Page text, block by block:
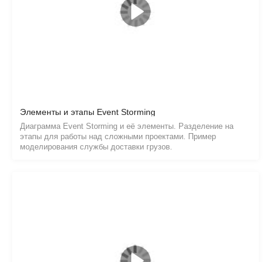
Элементы и этапы Event Storming
Диаграмма Event Storming и её элементы. Разделение на
этапы для работы над сложными проектами. Пример
моделирования службы доставки грузов.